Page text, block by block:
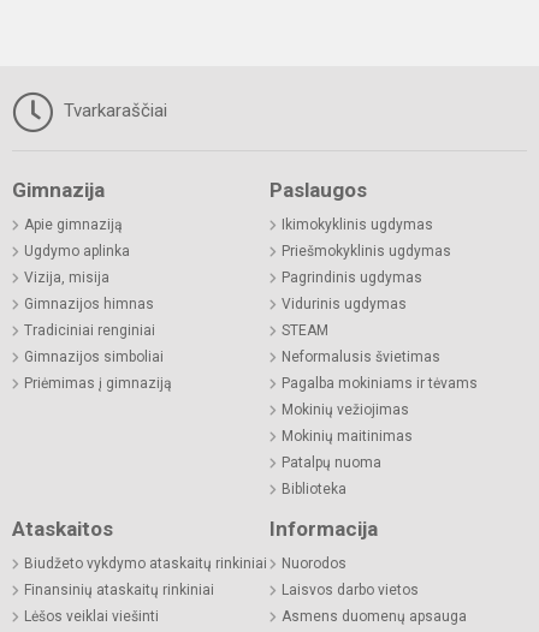
Tvarkaraščiai
Gimnazija
Apie gimnaziją
Ugdymo aplinka
Vizija, misija
Gimnazijos himnas
Tradiciniai renginiai
Gimnazijos simboliai
Priėmimas į gimnaziją
Paslaugos
Ikimokyklinis ugdymas
Priešmokyklinis ugdymas
Pagrindinis ugdymas
Vidurinis ugdymas
STEAM
Neformalusis švietimas
Pagalba mokiniams ir tėvams
Mokinių vežiojimas
Mokinių maitinimas
Patalpų nuoma
Biblioteka
Ataskaitos
Biudžeto vykdymo ataskaitų rinkiniai
Finansinių ataskaitų rinkiniai
Lėšos veiklai viešinti
Informacija
Nuorodos
Laisvos darbo vietos
Asmens duomenų apsauga